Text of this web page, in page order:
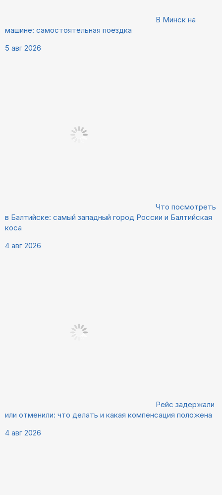
В Минск на
машине: самостоятельная поездка
5 авг 2026
Что посмотреть
в Балтийске: самый западный город России и Балтийская
коса
4 авг 2026
Рейс задержали
или отменили: что делать и какая компенсация положена
4 авг 2026